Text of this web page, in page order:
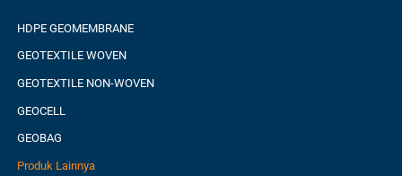
HDPE GEOMEMBRANE
GEOTEXTILE WOVEN
GEOTEXTILE NON-WOVEN
GEOCELL
GEOBAG
Produk Lainnya